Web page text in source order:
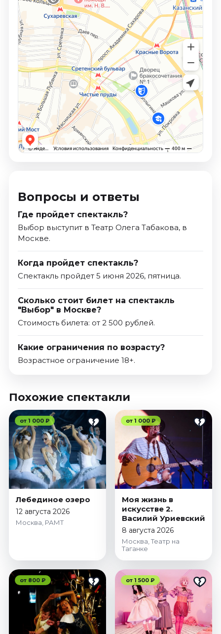
Вопросы и ответы
Где пройдет спектакль?
Выбор выступит в Театр Олега Табакова, в
Москве.
Когда пройдет спектакль?
Спектакль пройдет 5 июня 2026, пятница.
Сколько стоит билет на спектакль
"Выбор" в Москве?
Стоимость билета: от 2 500 рублей.
Какие ограничения по возрасту?
Возрастное ограничение 18+.
Похожие спектакли
от 1 000 ₽
Лебединое озеро
12 августа 2026
Москва, РАМТ
от 1 000 ₽
Моя жизнь в
искусстве 2.
Василий Уриевский
8 августа 2026
Москва, Театр на
Таганке
от 800 ₽ от 1 500 ₽